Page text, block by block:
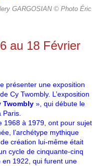
GARGOSIAN © Photo Éric
au 18 Février
présenter une exposition
Cy Twombly. L’exposition
Twombly », qui débute le
1968 à 1979, ont pour sujet
l’archétype mythique
création lui-même était
cycle de cinquante-cinq
1922, qui furent une